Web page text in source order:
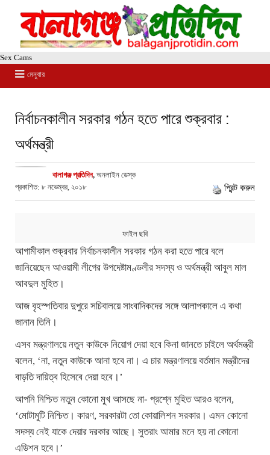
Sex Cams
মেনুবার
নির্বাচনকালীন সরকার গঠন হতে পারে শুক্রবার :
অর্থমন্ত্রী
বালাগঞ্জ প্রতিদিন, অনলাইন ডেস্ক
প্রকাশিত: ৮ নভেম্বর, ২০১৮
প্রিন্ট করুন
ফাইল ছবি
আগামীকাল শুক্রবার নির্বাচনকালীন সরকার গঠন করা হতে পারে বলে
জানিয়েছেন আওয়ামী লীগের উপদেষ্টামণ্ডলীর সদস্য ও অর্থমন্ত্রী আবুল মাল
আবদুল মুহিত।
আজ বৃহস্পতিবার দুপুরে সচিবালয়ে সাংবাদিকদের সঙ্গে আলাপকালে এ কথা
জানান তিনি।
এসব মন্ত্রণালয়ে নতুন কাউকে নিয়োগ দেয়া হবে কিনা জানতে চাইলে অর্থমন্ত্রী
বলেন, ‘না, নতুন কাউকে আনা হবে না। এ চার মন্ত্রণালয়ে বর্তমান মন্ত্রীদের
বাড়তি দায়িত্ব হিসেবে দেয়া হবে।’
আপনি নিশ্চিত নতুন কোনো মুখ আসছে না- প্রশ্নে মুহিত আরও বলেন,
‘মোটামুটি নিশ্চিত। কারণ, সরকারটা তো কোয়ালিশন সরকার। এমন কোনো
সদস্য নেই যাকে দেয়ার দরকার আছে। সুতরাং আমার মনে হয় না কোনো
এডিশন হবে।’